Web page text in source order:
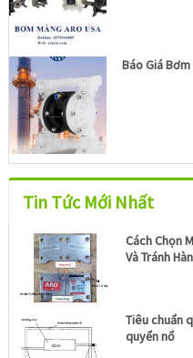
Báo Giá
Tin Tức Mới Nhất
Cách Chọn
Và Tránh
Tiêu chuẩn
quyển nổ